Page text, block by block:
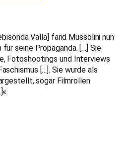
Valla] fand Mussolini nun
seine Propaganda. […] Sie
Fotoshootings und Interviews
[…]. Sie wurde als
sogar Filmrollen